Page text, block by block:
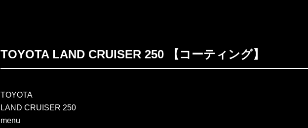
TOYOTA LAND CRUISER 250 【コーティング】
TOYOTA
LAND CRUISER 250
menu